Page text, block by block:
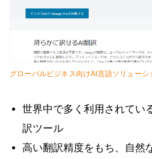
グローバルビジネス向けAI言語ソリューシ
世界中で多く利用されてい
訳ツール
高い翻訳精度をもち、自然